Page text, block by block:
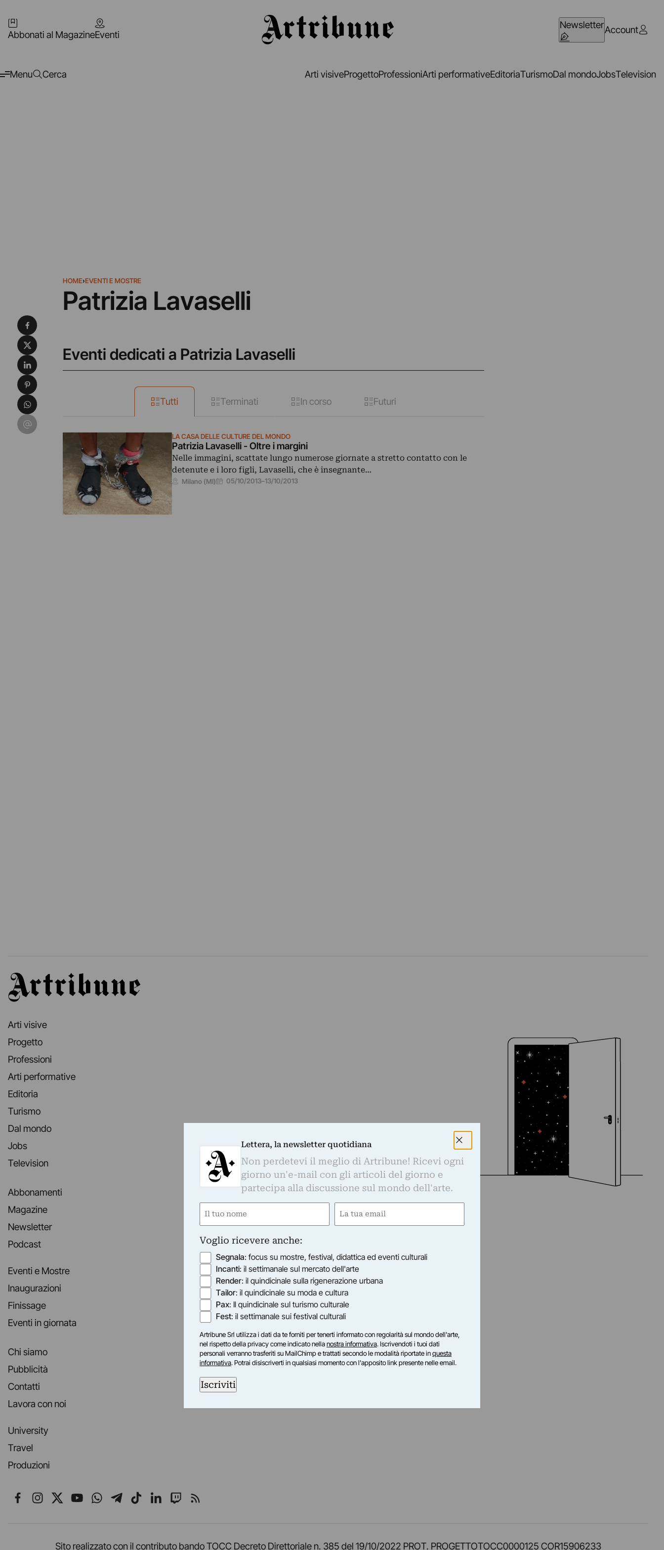
Abbonati al MagazineEventi
NewsletterAccount
Menu Cerca Arti visiveProgettoProfessioniArti performativeEditoriaTurismoDal mondoJobsTelevision
HOME›EVENTI E MOSTRE
Patrizia Lavaselli
Eventi dedicati a Patrizia Lavaselli
Tutti Terminati In corso Futuri
LA CASA DELLE CULTURE DEL MONDO
Patrizia Lavaselli - Oltre i margini
Nelle immagini, scattate lungo numerose giornate a stretto contatto con le
detenute e i loro figli, Lavaselli, che è insegnante…
Milano (MI) 05/10/2013–13/10/2013
Condividi su Facebook
Condividi su X
Condividi su LinkedIn
Condividi su Pinterest
Condividi su WhatsApp
Condividi su Email
Artribune
Arti visive
Progetto
Professioni
Arti performative
Editoria
Turismo
Dal mondo
Jobs
Television
Abbonamenti
Magazine
Newsletter
Podcast
Eventi e Mostre
Inaugurazioni
Finissage
Eventi in giornata
Chi siamo
Pubblicità
Contatti
Lavora con noi
University
Travel
Produzioni
Seguici su Facebook
Seguici su Instagram
Seguici su X
Seguici su YouTube
Seguici su WhatsApp
Seguici su Telegram
Seguici su TikTok
Seguici su LinkedIn
Seguici su Twitch
Seguici su Rss
Sito realizzato con il contributo bando TOCC Decreto Direttoriale n. 385 del 19/10/2022 PROT. PROGETTOTOCC0000125 COR15906233
Lettera, la newsletter quotidiana
Non perdetevi il meglio di Artribune! Ricevi ogni
giorno un'e-mail con gli articoli del giorno e
partecipa alla discussione sul mondo dell'arte.
Nome
Email
Voglio ricevere anche:
Segnala: focus su mostre, festival, didattica ed eventi culturali
Incanti: il settimanale sul mercato dell'arte
Render: il quindicinale sulla rigenerazione urbana
Tailor: il quindicinale su moda e cultura
Pax: Il quindicinale sul turismo culturale
Fest: il settimanale sui festival culturali
Artribune Srl utilizza i dati da te forniti per tenerti informato con regolarità sul mondo dell'arte,
nel rispetto della privacy come indicato nellanostra informativa. Iscrivendoti i tuoi dati
personali verranno trasferiti su MailChimp e trattati secondo le modalità riportate inquesta
informativa. Potrai disiscriverti in qualsiasi momento con l'apposito link presente nelle email.
Iscriviti